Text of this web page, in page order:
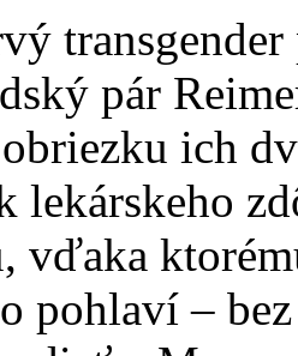
pár
ich
lekárskeho
vďaka
pohlaví –